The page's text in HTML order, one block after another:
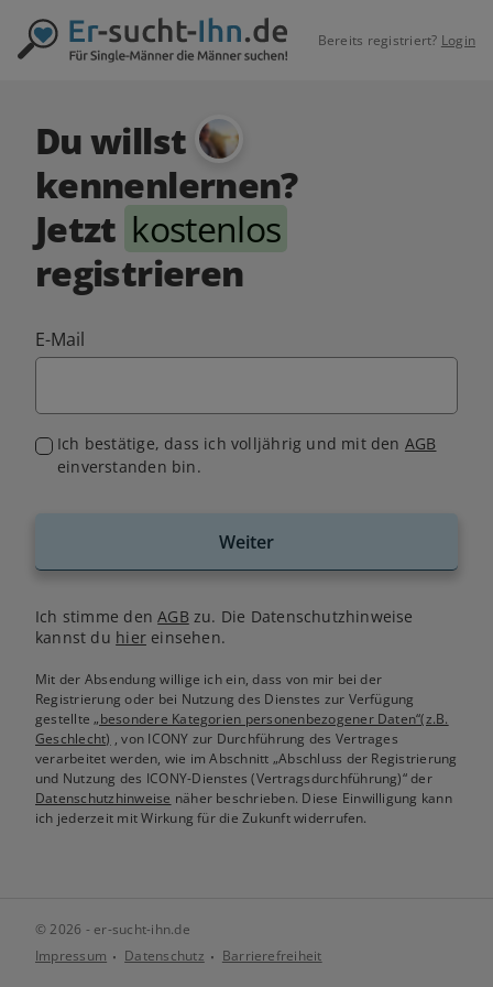
Bereits registriert? Login
Du willst
kennenlernen?
Jetzt kostenlos
registrieren
E-Mail
Ich bestätige, dass ich volljährig und mit den AGB
einverstanden bin.
Weiter
Ich stimme denAGB zu. Die Datenschutzhinweise
kannst du hiereinsehen.
Mit der Absendung willige ich ein, dass von mir bei der
Registrierung oder bei Nutzung des Dienstes zur Verfügung
gestellte„besondere Kategorien personenbezogener Daten“(z.B.
Geschlecht) , von ICONY zur Durchführung des Vertrages
verarbeitet werden, wie im Abschnitt „Abschluss der Registrierung
und Nutzung des ICONY-Dienstes (Vertragsdurchführung)“ der
Datenschutzhinweise näher beschrieben. Diese Einwilligung kann
ich jederzeit mit Wirkung für die Zukunft widerrufen.
© 2026 - er-sucht-ihn.de
Impressum
Datenschutz Barrierefreiheit